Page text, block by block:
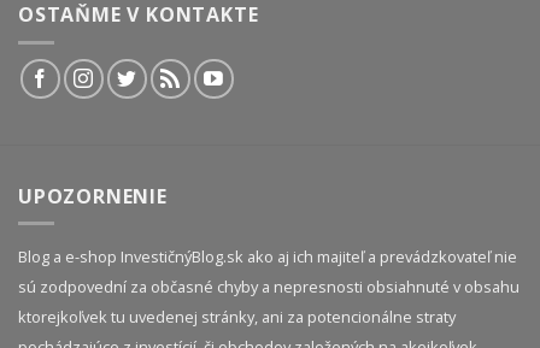
OSTAŇME V KONTAKTE
UPOZORNENIE
Blog a e-shop InvestičnýBlog.sk ako aj ich majiteľ a prevádzkovateľ nie
sú zodpovední za občasné chyby a nepresnosti obsiahnuté v obsahu
ktorejkoľvek tu uvedenej stránky, ani za potencionálne straty